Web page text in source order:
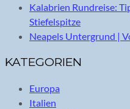
Kalabrien Rundreise:
Stiefelspitze
Neapels Untergrund |
KATEGORIEN
Europa
Italien